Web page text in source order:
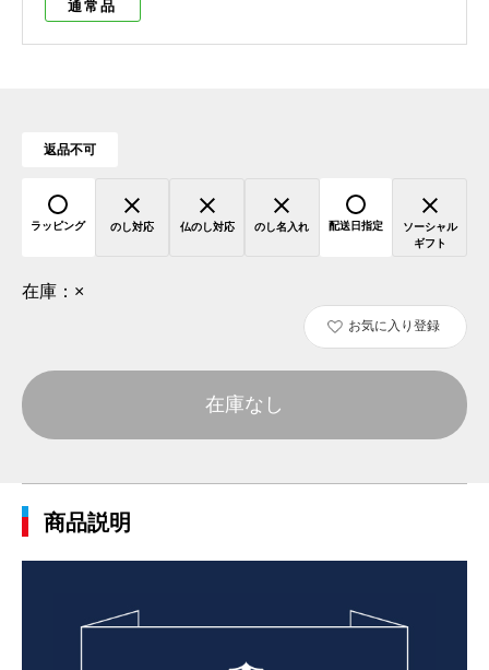
通常品
返品不可
ラッピング のし対応 仏のし対応 のし名入れ 配送日指定
ソーシャル
ギフト
在庫： ×
お気に入り登録
在庫なし
商品説明